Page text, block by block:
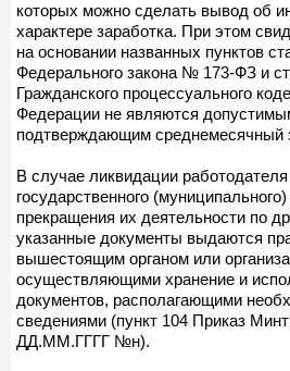
которых можно сделать вывод об
характере заработка. При этом
на основании названных пунктов
Федерального закона № 173-ФЗ и
Гражданского процессуального
Федерации не являются
подтверждающим среднемесячный
В случае ликвидации
государственного
прекращения их деятельности по
указанные документы выдаются
вышестоящим органом или
осуществляющими хранение и
документов, располагающими
сведениями (пункт 104 Приказ
ДД.ММ.ГГГГ №н).